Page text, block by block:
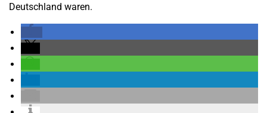
Deutschland waren.